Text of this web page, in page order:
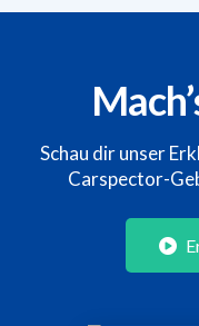
Schau dir unser
Carspector-